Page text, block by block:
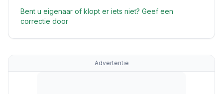
Bent u eigenaar of klopt er iets niet? Geef een
correctie door
Advertentie